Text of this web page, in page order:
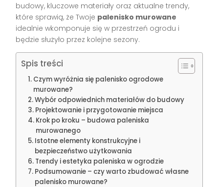
budowy, kluczowe materiały oraz aktualne trendy,
które sprawią, że Twoje palenisko murowane
idealnie wkomponuje się w przestrzeń ogrodu i
będzie służyło przez kolejne sezony.
Spis treści
Czym wyróżnia się palenisko ogrodowe
murowane?
Wybór odpowiednich materiałów do budowy
Projektowanie i przygotowanie miejsca
Krok po kroku – budowa paleniska
murowanego
Istotne elementy konstrukcyjne i
bezpieczeństwo użytkowania
Trendy i estetyka paleniska w ogrodzie
Podsumowanie – czy warto zbudować własne
palenisko murowane?